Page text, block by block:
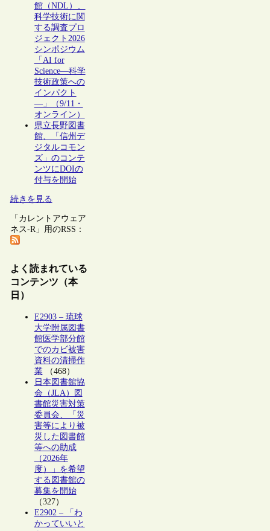
館（NDL）、
科学技術に関
する調査プロ
ジェクト2026
シンポジウム
「AI for
Science―科学
技術政策への
インパクト
―」（9/11・
オンライン）
県立長野図書
館、「信州デ
ジタルコモン
ズ」のコンテ
ンツにDOIの
付与を開始
続きを見る
「カレントアウェア
ネス-R」用のRSS：
よく読まれている
コンテンツ（本
日）
E2903 – 琉球
大学附属図書
館医学部分館
でのカビ被害
資料の清掃作
業（468）
日本図書館協
会（JLA）図
書館災害対策
委員会、「災
害等により被
災した図書館
等への助成
（2026年
度）」を希望
する図書館の
募集を開始
（327）
E2902 – 「わ
かっていいと